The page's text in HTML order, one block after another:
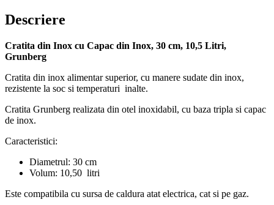
Litri,
Grunberg
Descriere
Cratita din Inox cu Capac din Inox, 30 cm, 10,5 Litri,
Grunberg
Cratita din inox alimentar superior, cu manere sudate din inox,
rezistente la soc si temperaturi inalte.
Cratita Grunberg realizata din otel inoxidabil, cu baza tripla si capac
de inox.
Caracteristici:
Diametrul: 30 cm
Volum: 10,50 litri
Este compatibila cu sursa de caldura atat electrica, cat si pe gaz.